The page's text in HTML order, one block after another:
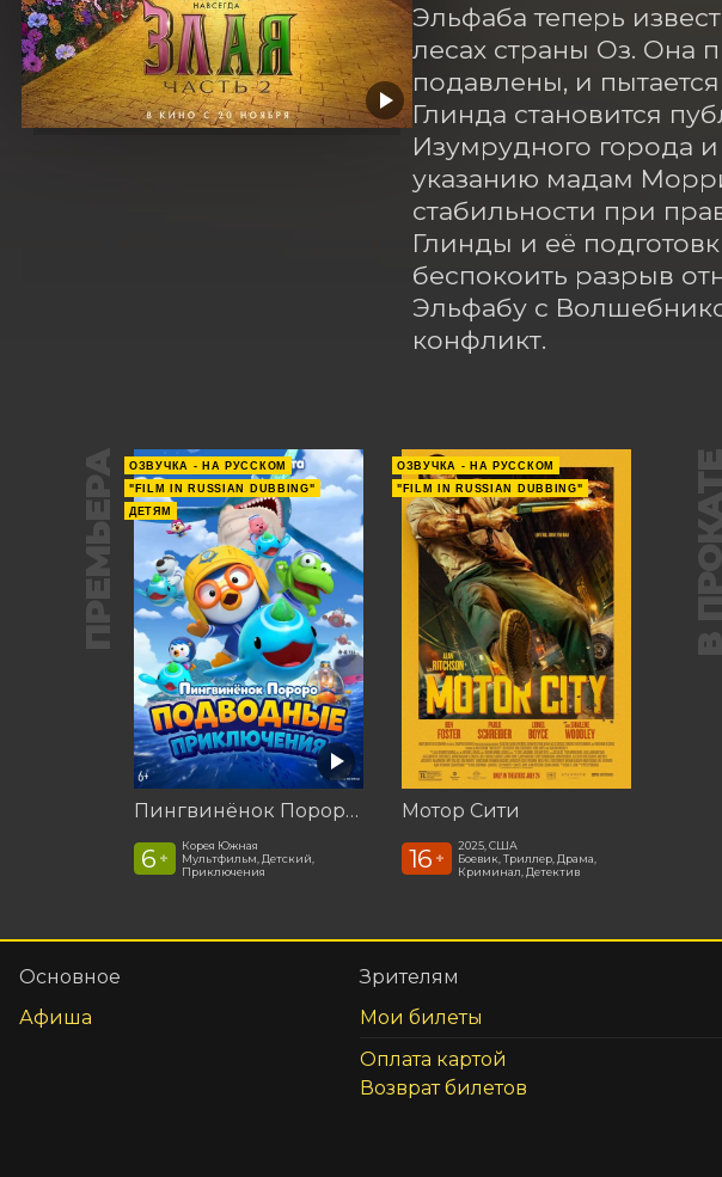
Эльфаба теперь
лесах страны Оз. Она
подавлены, и
Глинда становится
Изумрудного города
указанию мадам
стабильности при
Глинды и её
беспокоить разрыв
Эльфабу с
конфликт.
ПРЕМЬЕРА
ОЗВУЧКА - НА РУССКОМ
"FILM IN RUSSIAN DUBBING"
ДЕТЯМ
Пингвинёнок Пороро: Подводные приключения
6 +
Корея Южная
Мультфильм, Детский,
Приключения
ОЗВУЧКА - НА РУССКОМ
"FILM IN RUSSIAN DUBBING"
Мотор Сити
16 +
2025, США
Боевик, Триллер, Драма,
Криминал, Детектив
В ПРОКАТЕ
Основное
Афиша
Зрителям
Мои билеты
Оплата картой
Возврат билетов